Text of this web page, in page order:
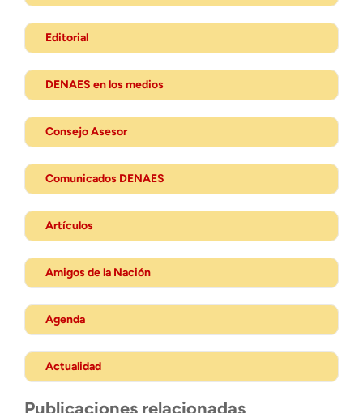
Editorial
DENAES en los medios
Consejo Asesor
Comunicados DENAES
Artículos
Amigos de la Nación
Agenda
Actualidad
Publicaciones relacionadas